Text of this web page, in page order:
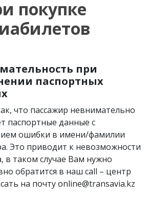
покупке
при
паспортных
что пассажир невнимательно
паспортные данные с
ошибки в имени/фамилии
Это приводит к невозможности
в таком случае Вам нужно
обратится в наш call – центр
на почту online@transavia.kz